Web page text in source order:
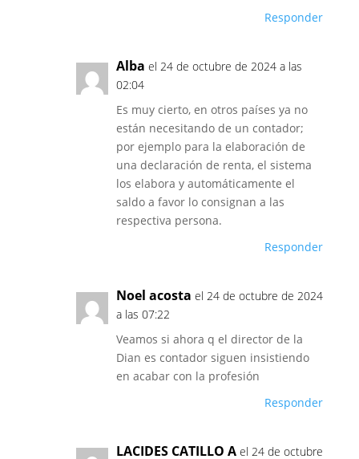
Responder
Alba el 24 de octubre de 2024 a las
02:04
Es muy cierto, en otros países ya no
están necesitando de un contador;
por ejemplo para la elaboración de
una declaración de renta, el sistema
los elabora y automáticamente el
saldo a favor lo consignan a las
respectiva persona.
Responder
Noel acosta el 24 de octubre de 2024
a las 07:22
Veamos si ahora q el director de la
Dian es contador siguen insistiendo
en acabar con la profesión
Responder
LACIDES CATILLO A el 24 de octubre